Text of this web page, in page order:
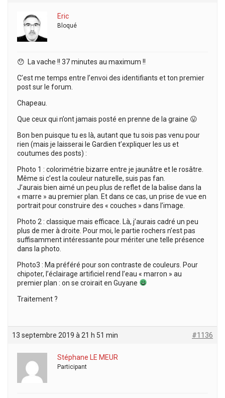
Eric
Bloqué
😯 La vache !! 37 minutes au maximum !!
C’est me temps entre l’envoi des identifiants et ton premier
post sur le forum.
Chapeau.
Que ceux qui n’ont jamais posté en prenne de la graine 😛
Bon ben puisque tu es là, autant que tu sois pas venu pour
rien (mais je laisserai le Gardien t’expliquer les us et
coutumes des posts) :
Photo 1 : colorimétrie bizarre entre je jaunâtre et le rosâtre.
Même si c’est la couleur naturelle, suis pas fan.
J’aurais bien aimé un peu plus de reflet de la balise dans la
« marre » au premier plan. Et dans ce cas, un prise de vue en
portrait pour construire des « couches » dans l’image.
Photo 2 : classique mais efficace. Là, j’aurais cadré un peu
plus de mer à droite. Pour moi, le partie rochers n’est pas
suffisamment intéressante pour mériter une telle présence
dans la photo.
Photo3 : Ma préféré pour son contraste de couleurs. Pour
chipoter, l’éclairage artificiel rend l’eau « marron » au
premier plan : on se croirait en Guyane
Traitement ?
13 septembre 2019 à 21 h 51 min #1136
Stéphane LE MEUR
Participant